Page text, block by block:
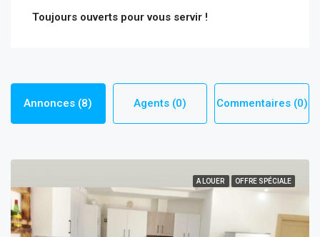
Toujours ouverts pour vous servir !
Annonces (8) Agents (0) Commentaires (0)
A LOUER OFFRE SPÉCIALE